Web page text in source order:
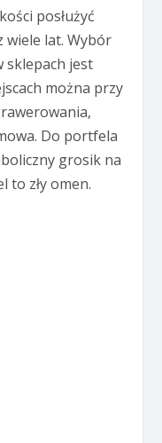
posłużyć
wiele lat. Wybór
sklepach jest
można przy
Do portfela
grosik na
to zły omen.